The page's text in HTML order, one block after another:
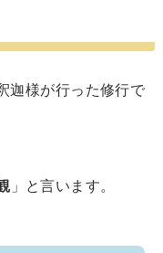
迦様が行った修行で
」と言います。